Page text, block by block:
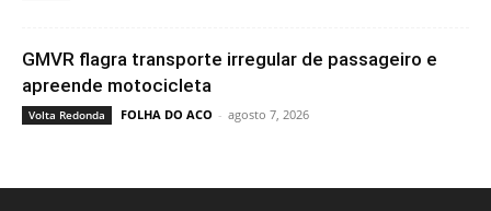
GMVR flagra transporte irregular de passageiro e
apreende motocicleta
Volta Redonda FOLHA DO ACO - agosto 7, 2026